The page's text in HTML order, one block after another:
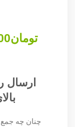
تومان
ارسال
بالای 200